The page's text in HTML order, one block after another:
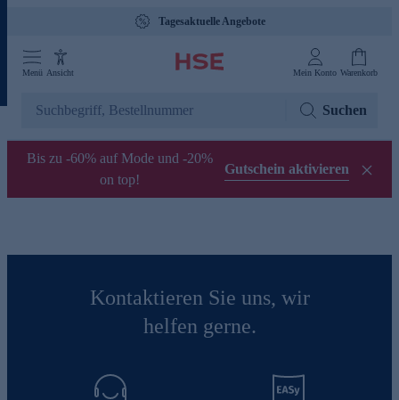
Tagesaktuelle Angebote
Menü Ansicht Mein Konto Warenkorb
Suchen
Bis zu -60% auf Mode und -20%
on top!
Gutschein aktivieren
Kontaktieren Sie uns, wir
helfen gerne.